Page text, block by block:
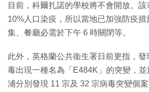
目前，科爾扎諾的學校將不會開放。
10%人口染疫，所以當地已加強防疫
集、餐廳必需於下午 6 時關閉等。
此外，英格蘭公共衞生署日前更指，
毒出現一種名為「E484K」的突變，
浦分別發現 11 宗及 32 宗病毒突變個